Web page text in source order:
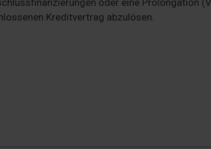
Kreditvertrag abzulösen.